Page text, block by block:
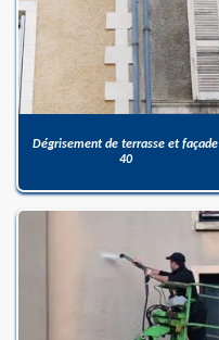
Dégrisement de terrasse et façade
40